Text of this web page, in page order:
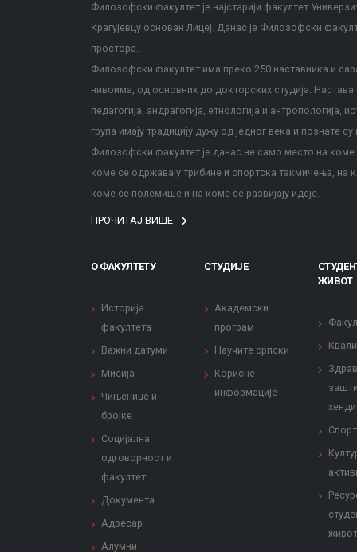
Филозофски факултет је најстарији факултет
Крагујевцу основан Лицеј. Данас је Филозофски
простора.
Филозофски факултет има преко 250 наставника и
нивоима, од основних до докторских студија. Настава
педагогија, андрагогија, етнологија и антропологија,
група имају традицију дужу од једног века и познате су
Филозофски факултет је данас не само место на коме
коме се одржавају трибине и спортска такмичења, на
коме се полемише и на коме се развијају идеје.
ПРОЧИТАЈ ВИШЕ
О ФАКУЛТЕТУ
Историја
факултета
Важни датуми
Мисија
Чињенице и
бројке
Социјална
одговорност и
факултет
Документа
Адресар
Алумни
СТУДИЈЕ
Академски
програм
Научите српски
Корисне
информације
ЖИВОТ
Спорт
живот